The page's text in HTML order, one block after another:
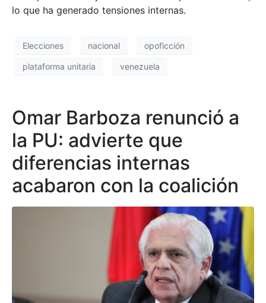
lo que ha generado tensiones internas. ​
Elecciones nacional opoficción
plataforma unitaria venezuela
Omar Barboza renunció a
la PU: advierte que
diferencias internas
acabaron con la coalición